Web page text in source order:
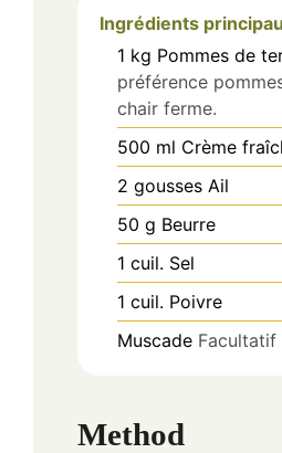
Ingrédients
1 kg Pommes de
préférence
chair ferme.
500 ml Crème
2 gousses Ail
50 g Beurre
1 cuil. Sel
1 cuil. Poivre
Muscade Facultatif
Method